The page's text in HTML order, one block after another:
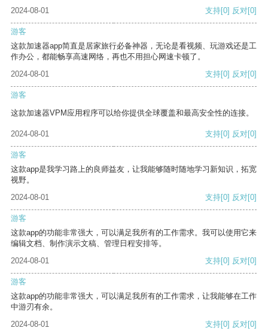
2024-08-01
支持[0] 反对[0]
游客
这款加速器app简直是居家旅行必备神器，无论是看视频、玩游戏还是工
作办公，都能畅享高速网络，再也不用担心网速卡顿了。
2024-08-01
支持[0] 反对[0]
游客
这款加速器VPM应用程序可以给你提供全球覆盖和最高安全性的连接。
2024-08-01 支持[0] 反对[0]
游客
这款app是我学习路上的良师益友，让我能够随时随地学习新知识，拓宽
视野。
2024-08-01
支持[0] 反对[0]
游客
这款app的功能非常强大，可以满足我所有的工作需求。我可以使用它来
编辑文档、制作演示文稿、管理日程安排等。
2024-08-01
支持[0] 反对[0]
游客
这款app的功能非常强大，可以满足我所有的工作需求，让我能够在工作
中游刃有余。
2024-08-01
支持[0] 反对[0]